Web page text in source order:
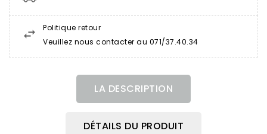
Politique retour
Veuillez nous contacter au 071/37.40.34
LA DESCRIPTION
DÉTAILS DU PRODUIT